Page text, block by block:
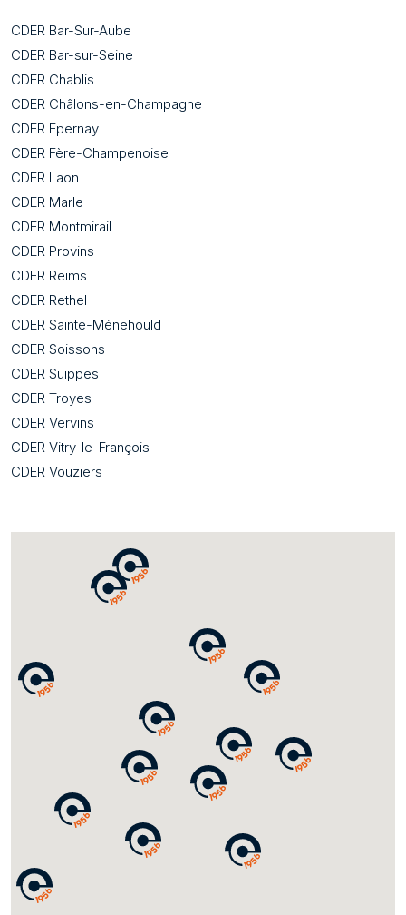
CDER Bar-Sur-Aube
CDER Bar-sur-Seine
CDER Chablis
CDER Châlons-en-Champagne
CDER Epernay
CDER Fère-Champenoise
CDER Laon
CDER Marle
CDER Montmirail
CDER Provins
CDER Reims
CDER Rethel
CDER Sainte-Ménehould
CDER Soissons
CDER Suippes
CDER Troyes
CDER Vervins
CDER Vitry-le-François
CDER Vouziers